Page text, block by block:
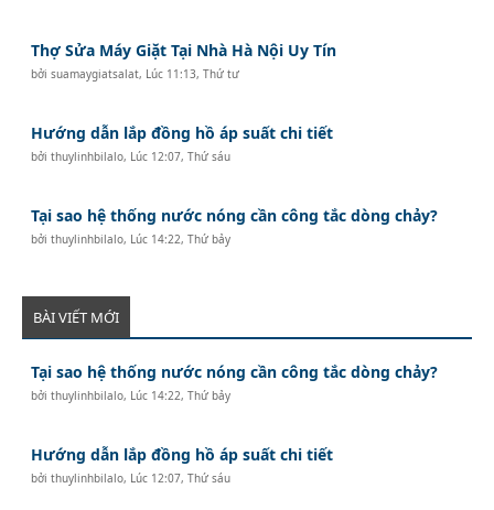
Thợ Sửa Máy Giặt Tại Nhà Hà Nội Uy Tín
bởisuamaygiatsalat, Lúc 11:13, Thứ tư
Hướng dẫn lắp đồng hồ áp suất chi tiết
bởithuylinhbilalo, Lúc 12:07, Thứ sáu
Tại sao hệ thống nước nóng cần công tắc dòng chảy?
bởithuylinhbilalo, Lúc 14:22, Thứ bảy
BÀI VIẾT MỚI
Tại sao hệ thống nước nóng cần công tắc dòng chảy?
bởithuylinhbilalo, Lúc 14:22, Thứ bảy
Hướng dẫn lắp đồng hồ áp suất chi tiết
bởithuylinhbilalo, Lúc 12:07, Thứ sáu